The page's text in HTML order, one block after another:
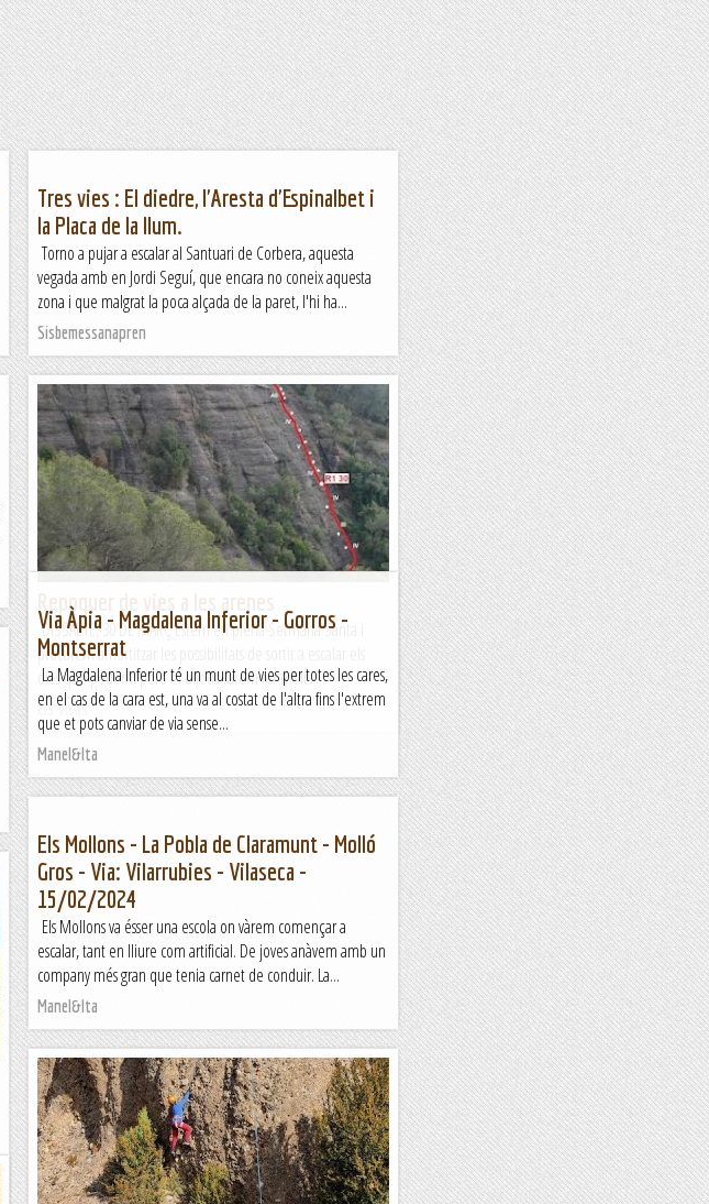
Tres vies : El diedre, l'Aresta d'Espinalbet i
la Placa de la llum.
Torno a pujar a escalar al Santuari de Corbera, aquesta
vegada amb en Jordi Seguí, que encara no coneix aquesta
zona i que malgrat la poca alçada de la paret, l'hi ha...
Sisbemessanapren
Repoquer de vies a les arenes
DISSABTE, 30 DE MARÇ Estem en plena Setmana Santa i
procurem amortitzar les possibilitats de sortir a escalar els
dies que podem, però el dijous varem fer molts...
Els Visas
Via Àpia - Magdalena Inferior - Gorros -
Montserrat
La Magdalena Inferior té un munt de vies per totes les cares,
en el cas de la cara est, una va al costat de l'altra fins l'extrem
que et pots canviar de via sense...
Manel&Ita
Els Mollons - La Pobla de Claramunt - Molló
Gros - Via: Vilarrubies - Vilaseca -
15/02/2024
Els Mollons va ésser una escola on vàrem començar a
escalar, tant en lliure com artificial. De joves anàvem amb un
company més gran que tenia carnet de conduir. La...
Manel&Ita